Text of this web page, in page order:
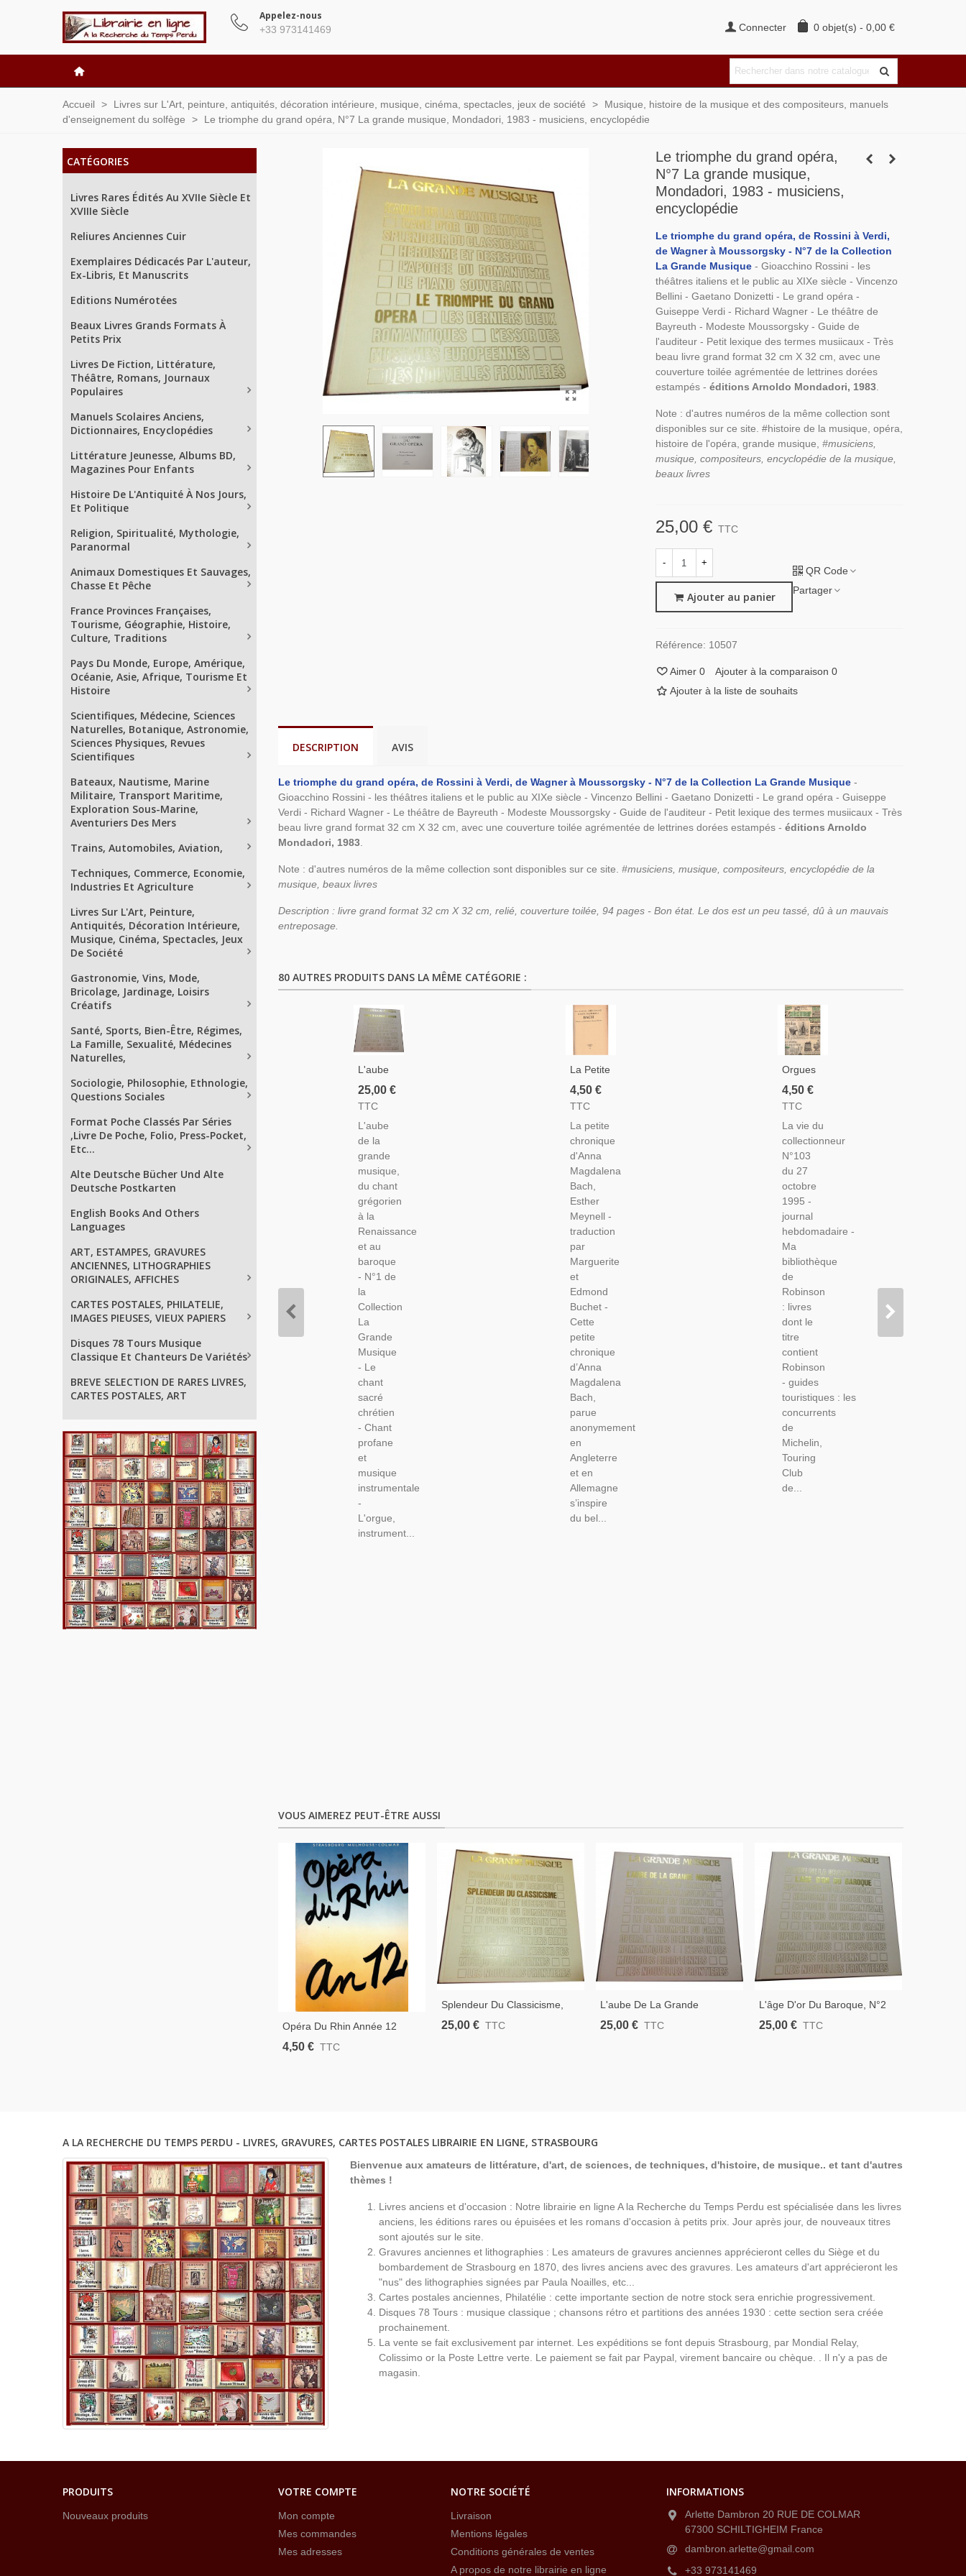
Appelez-nous
+33 973141469 Connecter 0 objet(s) - 0,00 €
Accueil > Livres sur L'Art, peinture, antiquités, décoration intérieure, musique, cinéma, spectacles, jeux de société >
Musique, histoire de la musique et des compositeurs, manuels
d'enseignement du solfège
> Le triomphe du grand opéra, N°7 La grande musique, Mondadori, 1983 - musiciens, encyclopédie
CATÉGORIES
Livres Rares Édités Au XVIIe Siècle Et
XVIIIe Siècle
Reliures Anciennes Cuir
Exemplaires Dédicacés Par L'auteur,
Ex-Libris, Et Manuscrits
Editions Numérotées
Beaux Livres Grands Formats À
Petits Prix
Livres De Fiction, Littérature,
Théâtre, Romans, Journaux
Populaires
Manuels Scolaires Anciens,
Dictionnaires, Encyclopédies
Littérature Jeunesse, Albums BD,
Magazines Pour Enfants
Histoire De L'Antiquité À Nos Jours,
Et Politique
Religion, Spiritualité, Mythologie,
Paranormal
Animaux Domestiques Et Sauvages,
Chasse Et Pêche
France Provinces Françaises,
Tourisme, Géographie, Histoire,
Culture, Traditions
Pays Du Monde, Europe, Amérique,
Océanie, Asie, Afrique, Tourisme Et
Histoire
Scientifiques, Médecine, Sciences
Naturelles, Botanique, Astronomie,
Sciences Physiques, Revues
Scientifiques
Bateaux, Nautisme, Marine
Militaire, Transport Maritime,
Exploration Sous-Marine,
Aventuriers Des Mers
Trains, Automobiles, Aviation,
Techniques, Commerce, Economie,
Industries Et Agriculture
Livres Sur L'Art, Peinture,
Antiquités, Décoration Intérieure,
Musique, Cinéma, Spectacles, Jeux
De Société
Gastronomie, Vins, Mode,
Bricolage, Jardinage, Loisirs
Créatifs
Santé, Sports, Bien-Être, Régimes,
La Famille, Sexualité, Médecines
Naturelles,
Sociologie, Philosophie, Ethnologie,
Questions Sociales
Format Poche Classés Par Séries
,Livre De Poche, Folio, Press-Pocket,
Etc...
Alte Deutsche Bücher Und Alte
Deutsche Postkarten
English Books And Others
Languages
ART, ESTAMPES, GRAVURES
ANCIENNES, LITHOGRAPHIES
ORIGINALES, AFFICHES
CARTES POSTALES, PHILATELIE,
IMAGES PIEUSES, VIEUX PAPIERS
Disques 78 Tours Musique
Classique Et Chanteurs De Variétés
BREVE SELECTION DE RARES LIVRES,
CARTES POSTALES, ART
Le triomphe du grand opéra,
N°7 La grande musique,
Mondadori, 1983 - musiciens,
encyclopédie
Le triomphe du grand opéra, de Rossini à Verdi,
de Wagner à Moussorgsky - N°7 de la Collection
La Grande Musique- Gioacchino Rossini - les
théâtres italiens et le public au XIXe siècle - Vincenzo
Bellini - Gaetano Donizetti - Le grand opéra -
Guiseppe Verdi - Richard Wagner - Le théâtre de
Bayreuth - Modeste Moussorgsky - Guide de
l'auditeur - Petit lexique des termes musiicaux - Très
beau livre grand format 32 cm X 32 cm, avec une
couverture toilée agrémentée de lettrines dorées
estampés - éditions Arnoldo Mondadori, 1983.
Note : d'autres numéros de la même collection sont
disponibles sur ce site. #histoire de la musique, opéra,
histoire de l'opéra, grande musique, #musiciens,
musique, compositeurs, encyclopédie de la musique,
beaux livres
25,00 € TTC
- +
Ajouter au panier
QR Code
Partager
Référence: 10507
Aimer 0 Ajouter à la comparaison 0
Ajouter à la liste de souhaits
DESCRIPTION AVIS
Le triomphe du grand opéra, de Rossini à Verdi, de Wagner à Moussorgsky - N°7 de la Collection La Grande Musique -
Gioacchino Rossini - les théâtres italiens et le public au XIXe siècle - Vincenzo Bellini - Gaetano Donizetti - Le grand opéra - Guiseppe
Verdi - Richard Wagner - Le théâtre de Bayreuth - Modeste Moussorgsky - Guide de l'auditeur - Petit lexique des termes musiicaux - Très
beau livre grand format 32 cm X 32 cm, avec une couverture toilée agrémentée de lettrines dorées estampés - éditions Arnoldo
Mondadori, 1983.
Note : d'autres numéros de la même collection sont disponibles sur ce site. #musiciens, musique, compositeurs, encyclopédie de la
musique, beaux livres
Description : livre grand format 32 cm X 32 cm, relié, couverture toilée, 94 pages - Bon état. Le dos est un peu tassé, dû à un mauvais
entreposage.
80 AUTRES PRODUITS DANS LA MÊME CATÉGORIE :
L'aube
De La
Grande
N°1 La
Grande
Musique,
Mondadori,
1984 -
Musiciens,
Musique,
Encyclopédie
25,00 €
TTC
L'aube
de la
grande
musique,
du chant
grégorien
à la
Renaissance
et au
baroque
- N°1 de
la
Collection
La
Grande
Musique
- Le
chant
sacré
chrétien
- Chant
profane
et
musique
instrumentale
-
L'orgue,
instrument...
La Petite
Chronique
D'Anna
Bach,
Esther
Meynell,
1941 -
Biographie
Jean
Sébastien
Bach,
Musique
XVIIIe
Siècle
4,50 €
TTC
La petite
chronique
d'Anna
Magdalena
Bach,
Esther
Meynell -
traduction
par
Marguerite
et
Edmond
Buchet -
Cette
petite
chronique
d’Anna
Magdalena
Bach,
parue
anonymement
en
Angleterre
et en
Allemagne
s’inspire
du bel...
Orgues
Mécaniques,
Médailles
Catalogue
Publicitaire
Vins
Nicolas -
La Vie
Du
Collectionneur
N°103
Octobre
1995 -
4,50 €
TTC
La vie du
collectionneur
N°103
du 27
octobre
1995 -
journal
hebdomadaire -
Ma
bibliothèque
de
Robinson
: livres
dont le
titre
contient
Robinson
- guides
touristiques : les
concurrents
de
Michelin,
Touring
Club
de...
VOUS AIMEREZ PEUT-ÊTRE AUSSI
Opéra Du Rhin Année 12
Strasbourg Mulhouse Colmar
1984 - Programme Spectacle,
4,50 € TTC
Splendeur Du Classicisme,
Haydn Et Mozart, N°3 La
25,00 € TTC
L'aube De La Grande
Musique, N°1 La Grande
25,00 € TTC
L'âge D'or Du Baroque, N°2
La Grande Musique,
25,00 € TTC
A LA RECHERCHE DU TEMPS PERDU - LIVRES, GRAVURES, CARTES POSTALES LIBRAIRIE EN LIGNE, STRASBOURG
Bienvenue aux amateurs de littérature, d'art, de sciences, de techniques, d'histoire, de musique.. et tant d'autres
thèmes !
Livres anciens et d'occasion : Notre librairie en ligne A la Recherche du Temps Perdu est spécialisée dans les livres
anciens, les éditions rares ou épuisées et les romans d'occasion à petits prix. Jour après jour, de nouveaux titres
sont ajoutés sur le site.
Gravures anciennes et lithographies : Les amateurs de gravures anciennes apprécieront celles du Siège et du
bombardement de Strasbourg en 1870, des livres anciens avec des gravures. Les amateurs d'art apprécieront les
"nus" des lithographies signées par Paula Noailles, etc...
Cartes postales anciennes, Philatélie : cette importante section de notre stock sera enrichie progressivement.
Disques 78 Tours : musique classique ; chansons rétro et partitions des années 1930 : cette section sera créée
prochainement.
La vente se fait exclusivement par internet. Les expéditions se font depuis Strasbourg, par Mondial Relay,
Colissimo or la Poste Lettre verte. Le paiement se fait par Paypal, virement bancaire ou chèque. . Il n'y a pas de
magasin.
PRODUITS
Nouveaux produits
VOTRE COMPTE
Mon compte
Mes commandes
Mes adresses
NOTRE SOCIÉTÉ
Livraison
Mentions légales
Conditions générales de ventes
A propos de notre librairie en ligne
INFORMATIONS
Arlette Dambron 20 RUE DE COLMAR
67300 SCHILTIGHEIM France
dambron.arlette@gmail.com
+33 973141469